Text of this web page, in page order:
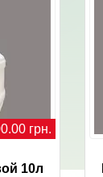
грн.
10л